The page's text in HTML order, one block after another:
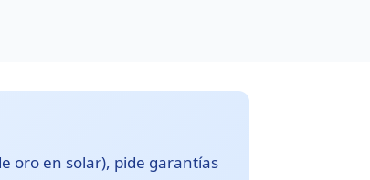
oro en solar), pide garantías